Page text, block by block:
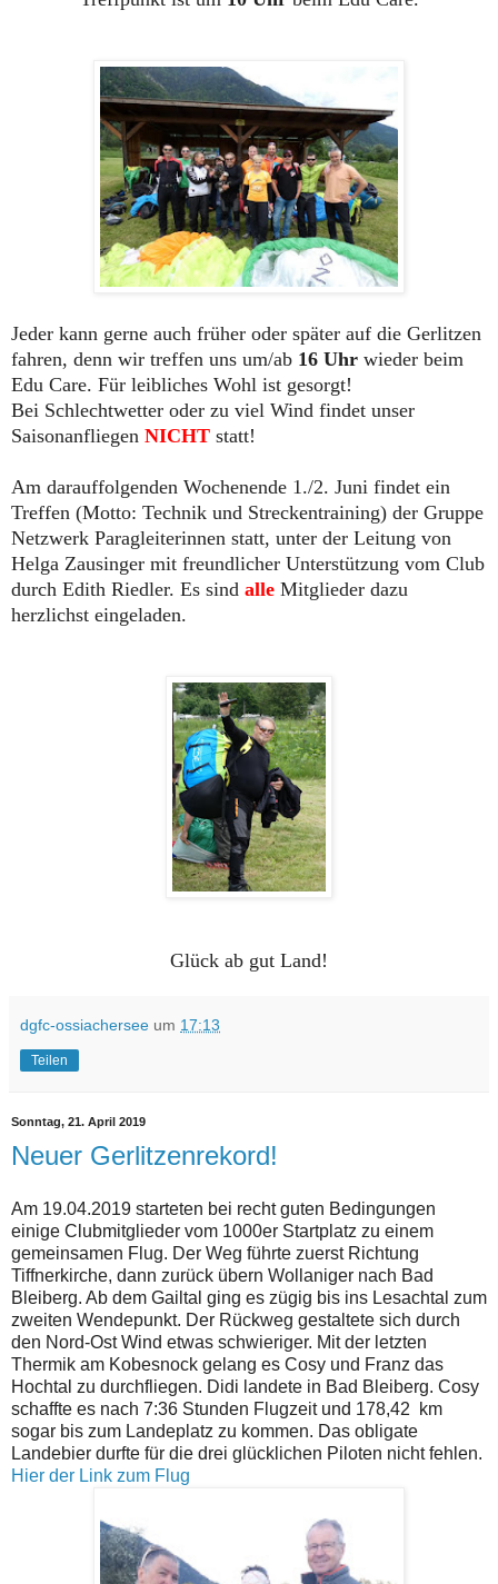
Jeder kann gerne auch früher oder später auf die Gerlitzen
fahren, denn wir treffen uns um/ab 16 Uhr wieder beim
Edu Care. Für leibliches Wohl ist gesorgt!
Bei Schlechtwetter oder zu viel Wind findet unser
Saisonanfliegen NICHT statt!
Am darauffolgenden Wochenende 1./2. Juni findet ein
Treffen (Motto: Technik und Streckentraining) der Gruppe
Netzwerk Paragleiterinnen statt, unter der Leitung von
Helga Zausinger mit freundlicher Unterstützung vom Club
durch Edith Riedler. Es sind alle Mitglieder dazu
herzlichst eingeladen.
Glück ab gut Land!
dgfc-ossiachersee um 17:13
Teilen
Sonntag, 21. April 2019
Neuer Gerlitzenrekord!
Am 19.04.2019 starteten bei recht guten Bedingungen
einige Clubmitglieder vom 1000er Startplatz zu einem
gemeinsamen Flug. Der Weg führte zuerst Richtung
Tiffnerkirche, dann zurück übern Wollaniger nach Bad
Bleiberg. Ab dem Gailtal ging es zügig bis ins Lesachtal zum
zweiten Wendepunkt. Der Rückweg gestaltete sich durch
den Nord-Ost Wind etwas schwieriger. Mit der letzten
Thermik am Kobesnock gelang es Cosy und Franz das
Hochtal zu durchfliegen. Didi landete in Bad Bleiberg. Cosy
schaffte es nach 7:36 Stunden Flugzeit und 178,42 km
sogar bis zum Landeplatz zu kommen. Das obligate
Landebier durfte für die drei glücklichen Piloten nicht fehlen.
Hier der Link zum Flug